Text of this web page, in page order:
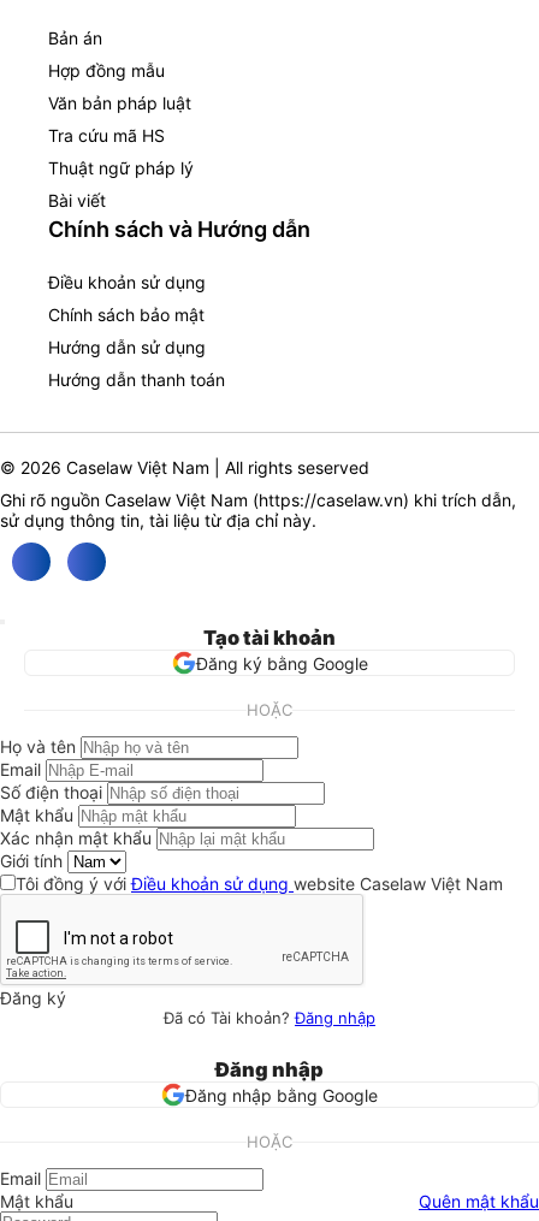
Bản án
Hợp đồng mẫu
Văn bản pháp luật
Tra cứu mã HS
Thuật ngữ pháp lý
Bài viết
Chính sách và Hướng dẫn
Điều khoản sử dụng
Chính sách bảo mật
Hướng dẫn sử dụng
Hướng dẫn thanh toán
© 2026 Caselaw Việt Nam | All rights seserved
Ghi rõ nguồn Caselaw Việt Nam (https://caselaw.vn) khi trích dẫn,
sử dụng thông tin, tài liệu từ địa chỉ này.
Tạo tài khoản
Đăng ký bằng Google
HOẶC
Họ và tên
Email
Số điện thoại
Mật khẩu
Xác nhận mật khẩu
Giới tính
Tôi đồng ý vớiĐiều khoản sử dụng website Caselaw Việt Nam
Đăng ký
Đã có Tài khoản?Đăng nhập
Đăng nhập
Đăng nhập bằng Google
HOẶC
Email
Mật khẩu
Quên mật khẩu